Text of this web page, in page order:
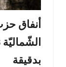
أنفاق
بدقيقة